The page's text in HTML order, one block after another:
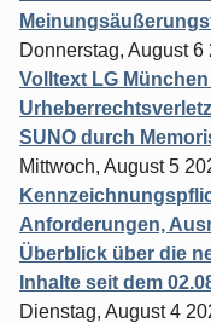
Donnerstag, August 6
Volltext LG
SUNO durch
Mittwoch, August 5
Anforderungen,
Überblick über die
Inhalte seit dem
Dienstag, August 4